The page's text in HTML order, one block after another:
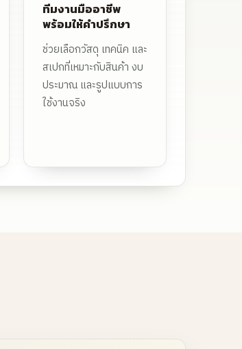
ทีมงานมืออาชีพ
พร้อมให้คำปรึกษา
ช่วยเลือกวัสดุ เทคนิค และ
สเปกที่เหมาะกับสินค้า งบ
ประมาณ และรูปแบบการ
ใช้งานจริง